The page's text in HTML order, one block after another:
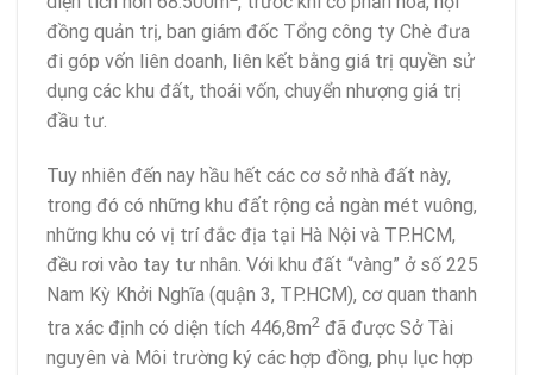
đồng quản trị, ban giám đốc Tổng công ty Chè đưa
đi góp vốn liên doanh, liên kết bằng giá trị quyền sử
dụng các khu đất, thoái vốn, chuyển nhượng giá trị
đầu tư.
Tuy nhiên đến nay hầu hết các cơ sở nhà đất này,
trong đó có những khu đất rộng cả ngàn mét vuông,
những khu có vị trí đắc địa tại Hà Nội và TP.HCM,
đều rơi vào tay tư nhân. Với khu đất “vàng” ở số 225
Nam Kỳ Khởi Nghĩa (quận 3, TP.HCM), cơ quan thanh
tra xác định có diện tích 446,8m2 đã được Sở Tài
nguyên và Môi trường ký các hợp đồng, phụ lục hợp